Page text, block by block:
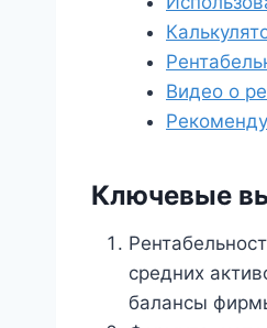
Видео о
Ключевые
средних
балансы